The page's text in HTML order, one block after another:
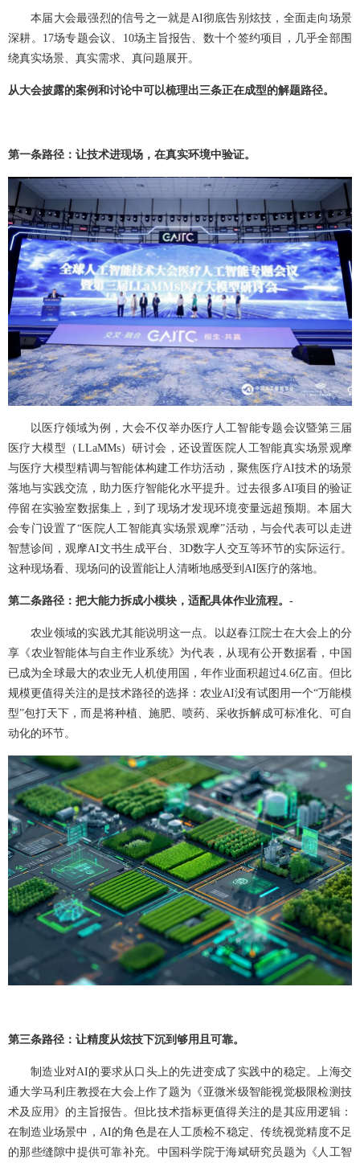
本届大会最强烈的信号之一就是AI彻底告别炫技，全面走向场景
深耕。17场专题会议、10场主旨报告、数十个签约项目，几乎全部围
绕真实场景、真实需求、真问题展开。
从大会披露的案例和讨论中可以梳理出三条正在成型的解题路径。
第一条路径：让技术进现场，在真实环境中验证。
以医疗领域为例，大会不仅举办医疗人工智能专题会议暨第三届
医疗大模型（LLaMMs）研讨会，还设置医院人工智能真实场景观摩
与医疗大模型精调与智能体构建工作坊活动，聚焦医疗AI技术的场景
落地与实践交流，助力医疗智能化水平提升。过去很多AI项目的验证
停留在实验室数据集上，到了现场才发现环境变量远超预期。本届大
会专门设置了“医院人工智能真实场景观摩”活动，与会代表可以走进
智慧诊间，观摩AI文书生成平台、3D数字人交互等环节的实际运行。
这种现场看、现场问的设置能让人清晰地感受到AI医疗的落地。
第二条路径：把大能力拆成小模块，适配具体作业流程。-
农业领域的实践尤其能说明这一点。以赵春江院士在大会上的分
享《农业智能体与自主作业系统》为代表，从现有公开数据看，中国
已成为全球最大的农业无人机使用国，年作业面积超过4.6亿亩。但比
规模更值得关注的是技术路径的选择：农业AI没有试图用一个“万能模
型”包打天下，而是将种植、施肥、喷药、采收拆解成可标准化、可自
动化的环节。
第三条路径：让精度从炫技下沉到够用且可靠。
制造业对AI的要求从口头上的先进变成了实践中的稳定。上海交
通大学马利庄教授在大会上作了题为《亚微米级智能视觉极限检测技
术及应用》的主旨报告‌。但比技术指标更值得关注的是其应用逻辑：
在制造业场景中，AI的角色是在人工质检不稳定、传统视觉精度不足
的那些缝隙中提供可靠补充。中国科学院于海斌研究员题为《人工智